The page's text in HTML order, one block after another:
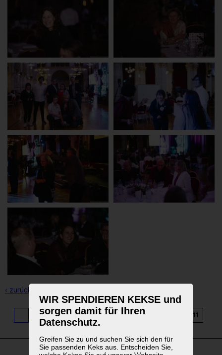
WIR SPENDIEREN KEKSE und
sorgen damit für Ihren
Datenschutz.
Greifen Sie zu und suchen Sie sich den für
Sie passenden Keks aus. Entscheiden Sie,
‹ zurück zur Übersicht
... 3 4 5 6 7 8 11